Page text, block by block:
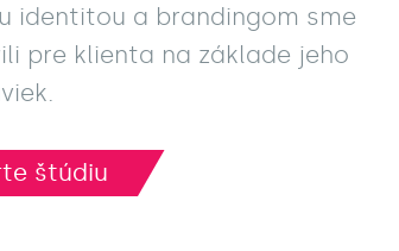
identitou a brandingom sme
pre klienta na základe jeho
štúdiu
štúdiu